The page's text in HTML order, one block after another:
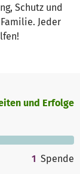
Schutz und
Jeder
und Erfolge
1 Spende